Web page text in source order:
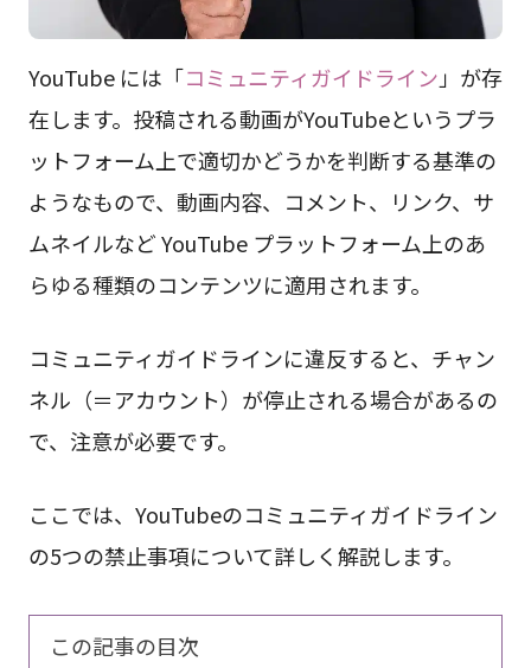
YouTube には「コミュニティガイドライン 」が存
在します。投稿される動画がYouTubeというプラ
ットフォーム上で適切かどうかを判断する基準の
ようなもので、動画内容、コメント、リンク、サ
ムネイルなど YouTube プラットフォーム上のあ
らゆる種類のコンテンツに適用されます。
コミュニティガイドラインに違反すると、チャン
ネル（＝アカウント）が停止される場合があるの
で、注意が必要です。
ここでは、YouTubeのコミュニティガイドライン
の5つの禁止事項について詳しく解説します。
この記事の目次